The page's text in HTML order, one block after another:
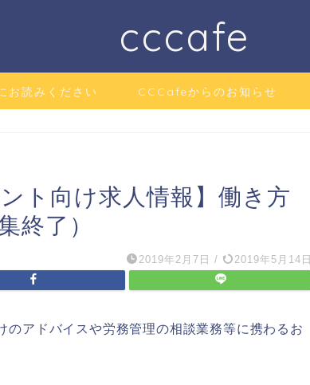
cccafe
お読みください CCCafeからのお知らせ
ト向け求人情報】働き方
終了）
2019年2月7日 / 2019年5月14日
のアドバイスや労務管理の相談業務等に携わるお